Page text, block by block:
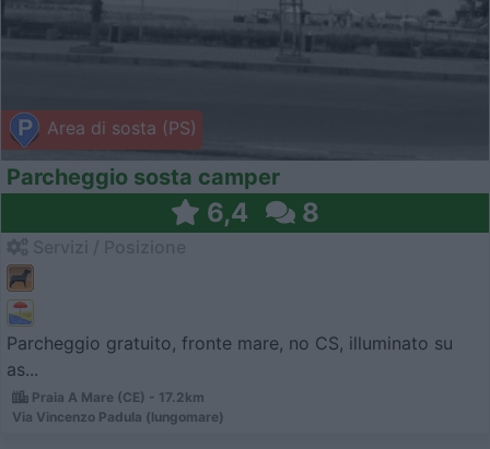
Area di sosta (PS)
Parcheggio sosta camper
6,4 8
Parcheggio gratuito, fronte mare, no CS, illuminato su
as...
Praia A Mare (CE) - 17.2km
Via Vincenzo Padula (lungomare)